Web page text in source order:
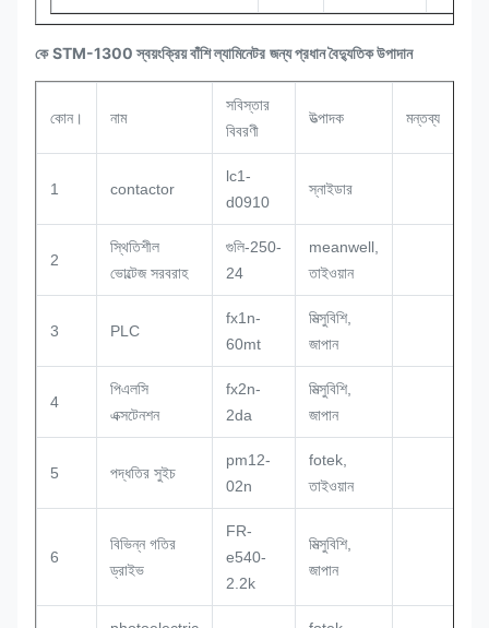
কে STM-1300 স্বয়ংক্রিয় বাঁশি ল্যামিনেটর জন্য প্রধান বৈদ্যুতিক উপাদান
কোন। নাম
সবিস্তার
বিবরণী
উত্পাদক মন্তব্য
1 contactor
lc1-
d0910
স্নাইডার
2
স্থিতিশীল
ভোল্টেজ সরবরাহ
গুলি-250-
24
meanwell,
তাইওয়ান
3 PLC
fx1n-
60mt
মিত্সুবিশি,
জাপান
4
পিএলসি
এক্সটেনশন
fx2n-
2da
মিত্সুবিশি,
জাপান
5 পদ্ধতির সুইচ
pm12-
02n
fotek,
তাইওয়ান
6
বিভিন্ন গতির
ড্রাইভ
FR-
e540-
2.2k
মিত্সুবিশি,
জাপান